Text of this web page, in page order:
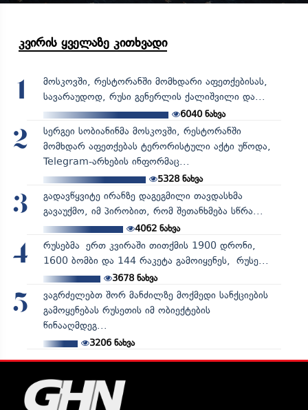
კვირის ყველაზე კითხვადი
1
მოსკოვში, რესტორანში მომხდარი აფეთქებისას,
სავარაუდოდ, რუსი გენერლის ქალიშვილი და...
6040ნახვა
2
სერგეი სობიანინმა მოსკოვში, რესტორანში
მომხდარ აფეთქებას ტერორისტული აქტი უწოდა,
Telegram-არხების ინფორმაც...
5328ნახვა
3
გადავწყვიტე ირანზე დაგეგმილი თავდასხმა
გავაუქმო, იმ პირობით, რომ შეთანხმება სწრა...
4062ნახვა
4
რუსებმა ერთ კვირაში თითქმის 1900 დრონი,
1600 ბომბი და 144 რაკეტა გამოიყენეს, რუსე...
3678ნახვა
5
ვაგრძელებთ შორ მანძილზე მოქმედი სანქციების
გამოყენებას რუსეთის იმ ობიექტების
წინააღმდეგ...
3206ნახვა